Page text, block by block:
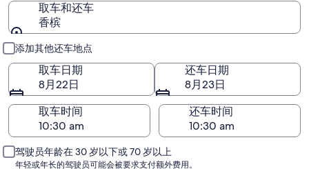
取车和还车
香槟
取车和还车
添加其他还车地点
取车日期
8月22日
还车日期
8月23日
取车时间
还车时间
驾驶员年龄在 30 岁以下或 70 岁以上
年轻或年长的驾驶员可能会被要求支付额外费用。